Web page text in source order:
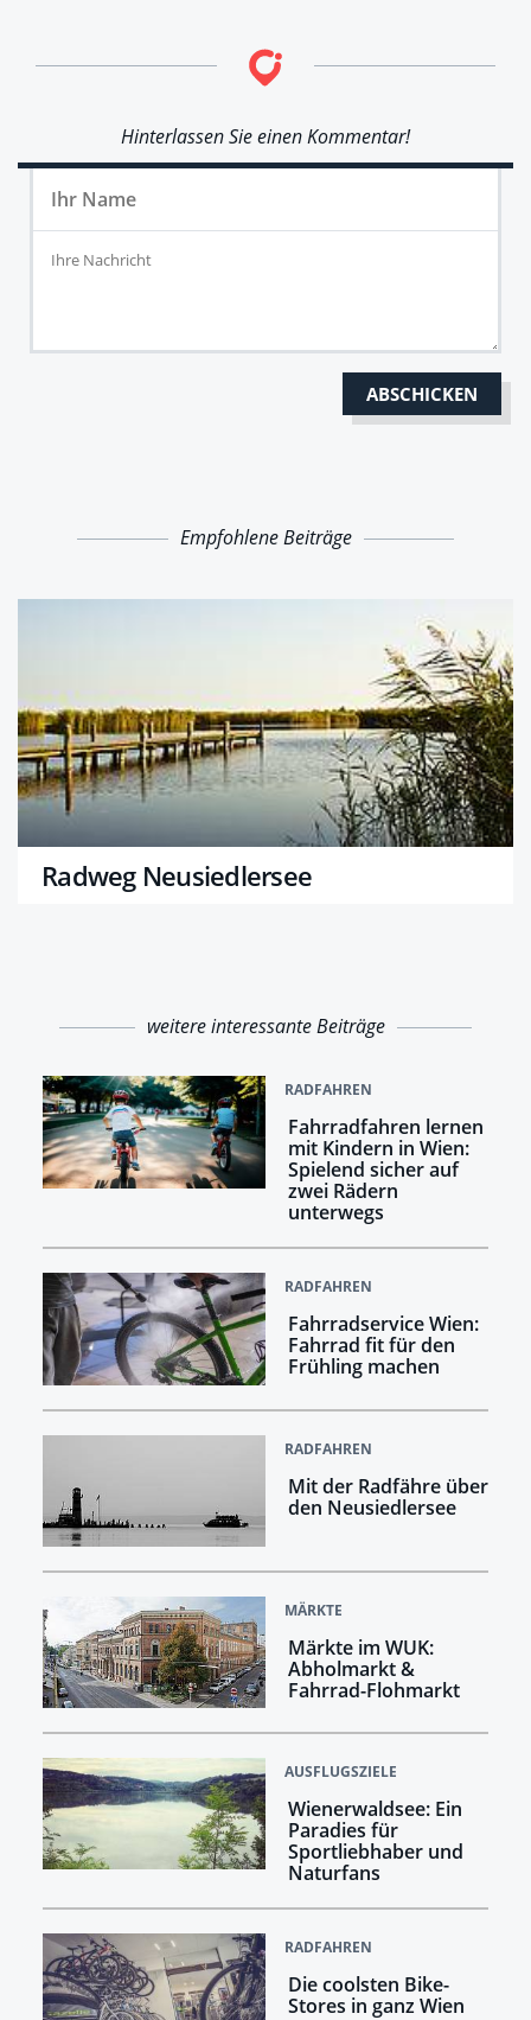
Hinterlassen Sie einen Kommentar!
Empfohlene Beiträge
Radweg Neusiedlersee
weitere interessante Beiträge
RADFAHREN
Fahrradfahren lernen
mit Kindern in Wien:
Spielend sicher auf
zwei Rädern
unterwegs
RADFAHREN
Fahrradservice Wien:
Fahrrad fit für den
Frühling machen
RADFAHREN
Mit der Radfähre über
den Neusiedlersee
MÄRKTE
Märkte im WUK:
Abholmarkt &
Fahrrad-Flohmarkt
AUSFLUGSZIELE
Wienerwaldsee: Ein
Paradies für
Sportliebhaber und
Naturfans
RADFAHREN
Die coolsten Bike-
Stores in ganz Wien